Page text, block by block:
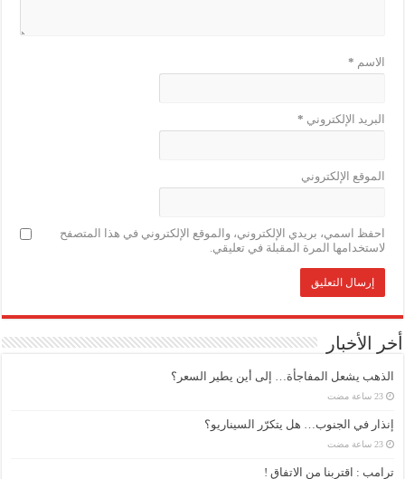
الاسم *
البريد الإلكتروني *
الموقع الإلكتروني
احفظ اسمي، بريدي الإلكتروني، والموقع الإلكتروني في هذا المتصفح
لاستخدامها المرة المقبلة في تعليقي.
أخر الأخبار
الذهب يشعل المفاجأة… إلى أين يطير السعر؟
‏23 ساعة مضت
إنذار في الجنوب… هل يتكرّر السيناريو؟
‏23 ساعة مضت
ترامب : اقتربنا من الاتفاق !